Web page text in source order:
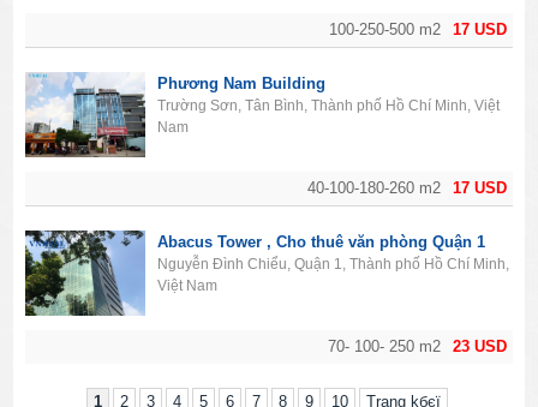
17 USD
100-250-500 m2
17 USD
40-100-180-260 m2
Phương Nam Building
Trường Sơn, Tân Bình, Thành phố Hồ Chí Minh, Việt
Nam
23 USD
70- 100- 250 m2
Abacus Tower , Cho thuê văn phòng Quận 1
Nguyễn Đình Chiểu, Quận 1, Thành phố Hồ Chí Minh,
Việt Nam
1 2 3 4 5 6 7 8 9 10
Trang kбєї